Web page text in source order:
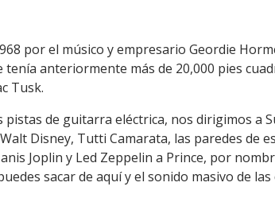
por el músico y empresario Geordie
tenía anteriormente más de 20,000 pies
Tusk.
pistas de guitarra eléctrica, nos dirigimos a
Disney, Tutti Camarata, las paredes de
Joplin y Led Zeppelin a Prince, por
sacar de aquí y el sonido masivo de